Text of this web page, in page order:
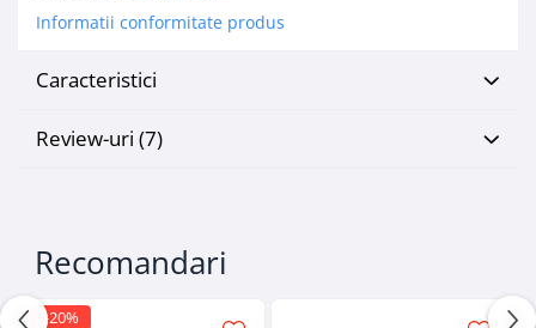
Latex pentru Adezivi și Chituri
Accesorii Hidroizolații
Etanșanți
Benzi de Etanșare
Impermeabilizări Suprafețe
Hidroizolații Flexibile
Informatii conformitate produs
Caracteristici
Review-uri (7)
Recomandari
-20%